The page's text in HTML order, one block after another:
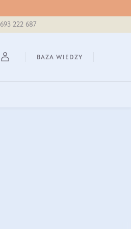
693 222 687
BAZA WIEDZY